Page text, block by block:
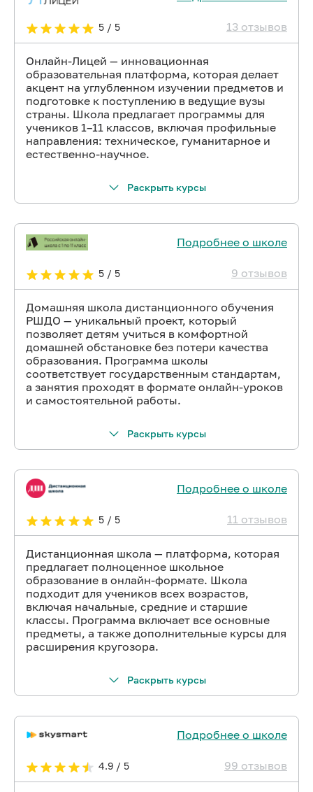
5 / 5 13 отзывов
Онлайн-Лицей — инновационная
образовательная платформа, которая делает
акцент на углубленном изучении предметов и
подготовке к поступлению в ведущие вузы
страны. Школа предлагает программы для
учеников 1–11 классов, включая профильные
направления: техническое, гуманитарное и
естественно-научное.
Раскрыть курсы
Подробнее о школе
5 / 5 9 отзывов
Домашняя школа дистанционного обучения
РШДО — уникальный проект, который
позволяет детям учиться в комфортной
домашней обстановке без потери качества
образования. Программа школы
соответствует государственным стандартам,
а занятия проходят в формате онлайн-уроков
и самостоятельной работы.
Раскрыть курсы
Подробнее о школе
5 / 5 11 отзывов
Дистанционная школа — платформа, которая
предлагает полноценное школьное
образование в онлайн-формате. Школа
подходит для учеников всех возрастов,
включая начальные, средние и старшие
классы. Программа включает все основные
предметы, а также дополнительные курсы для
расширения кругозора.
Раскрыть курсы
Подробнее о школе
4.9 / 5 99 отзывов